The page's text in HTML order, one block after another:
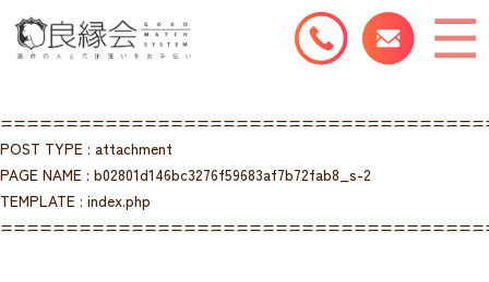
POST TYPE : attachment
PAGE NAME : b02801d146bc3276f59683af7b72fab8_s-2
TEMPLATE : index.php